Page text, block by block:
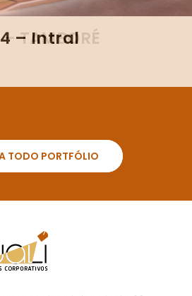
– Intral
TAMBORÉ
TODO PORTFÓLIO